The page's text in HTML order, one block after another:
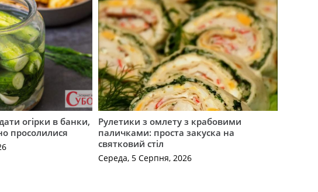
огірки в банки,
просолилися
Рулетики з омлету з крабовими
паличками: проста закуска на
святковий стіл
Середа, 5 Серпня, 2026